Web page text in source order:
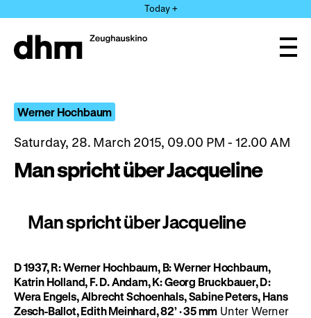
directly
the
Today +
Werner Hochbaum
Saturday, 28. March 2015, 09.00 PM - 12.00 AM
Man spricht über Jacqueline
Man spricht über Jacqueline
D 1937, R: Werner Hochbaum, B: Werner Hochbaum,
Katrin Holland, F. D. Andam, K: Georg Bruckbauer, D:
Wera Engels, Albrecht Schoenhals, Sabine Peters, Hans
Zesch-Ballot, Edith Meinhard, 82’·35 mm Unter Werner